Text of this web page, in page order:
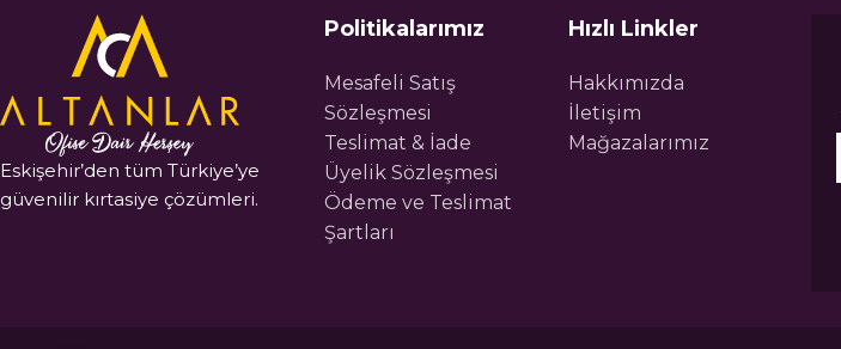
Eskişehir’den tüm Türkiye’ye
güvenilir kırtasiye çözümleri.
Politikalarımız
Mesafeli Satış
Sözleşmesi
Teslimat & İade
Üyelik Sözleşmesi
Ödeme ve Teslimat
Şartları
Hızlı Linkler
Hakkımızda
İletişim
Mağazalarımız